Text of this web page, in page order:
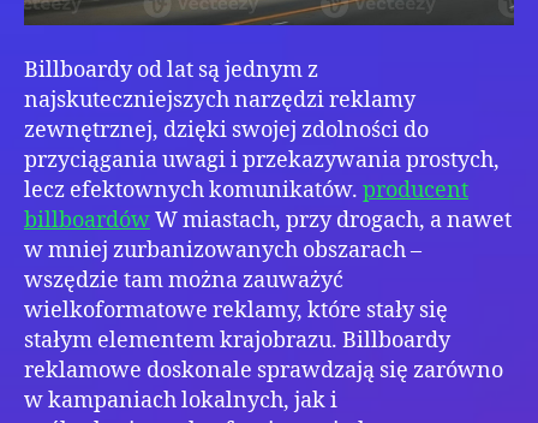
Billboardy od lat są jednym z
najskuteczniejszych narzędzi reklamy
zewnętrznej, dzięki swojej zdolności do
przyciągania uwagi i przekazywania prostych,
lecz efektownych komunikatów. producent
billboardówW miastach, przy drogach, a nawet
w mniej zurbanizowanych obszarach –
wszędzie tam można zauważyć
wielkoformatowe reklamy, które stały się
stałym elementem krajobrazu. Billboardy
reklamowe doskonale sprawdzają się zarówno
w kampaniach lokalnych, jak i